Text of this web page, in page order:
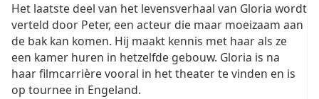
Het laatste deel van het levensverhaal van Gloria wordt
verteld door Peter, een acteur die maar moeizaam aan
de bak kan komen. Hij maakt kennis met haar als ze
een kamer huren in hetzelfde gebouw. Gloria is na
haar filmcarrière vooral in het theater te vinden en is
op tournee in Engeland.